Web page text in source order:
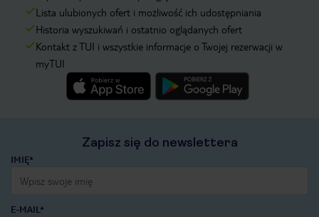
Lista ulubionych ofert i możliwość ich udostępniania
Historia wyszukiwań i ostatnio oglądanych ofert
Kontakt z TUI i wszystkie informacje o Twojej rezerwacji w
myTUI
Zapisz się do newslettera
IMIĘ*
E-MAIL*